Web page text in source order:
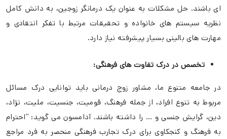
ای باشند. حل مشکلات به عنوان یک درمانگر زوجین، به دانش کامل
نظریه سیستم های خانواده و تحقیقات مرتبط با تفکر انتقادی و
مهارت های بالینی بسیار پیشرفته نیاز دارد.
تخصص در درک تفاوت های فرهنگی:
در جامعه متنوع ما، مشاور زوج درمانی باید توانایی درک مسائل
مربوط به تنوع افراد، از جمله فرهنگ، قومیت، جنسیت، ملیت، نژاد،
دین، ​​گرایش جنسی و … را داشته باشند. آدامسون می گوید: “احترام
به فرهنگ و کنجکاوی برای درک تجارب فرهنگی منحصر به فرد مراجع